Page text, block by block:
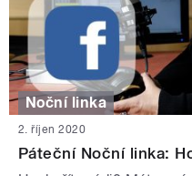
Noční linka
2. říjen 2020
Páteční Noční linka: